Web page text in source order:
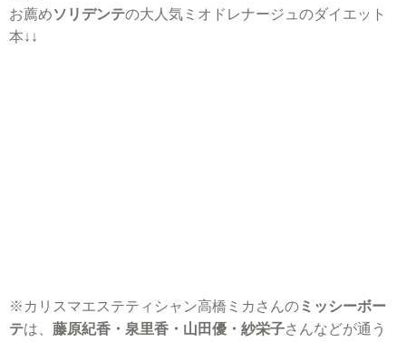
お薦めソリデンテの大人気ミオドレナージュのダイエット
本↓↓
※カリスマエステティシャン高橋ミカさんの ミッシーボー
テは、 藤原紀香・泉里香・山田優・紗栄子さんなどが通う